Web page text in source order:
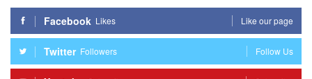
Facebook Likes Like our page
Twitter Followers Follow Us